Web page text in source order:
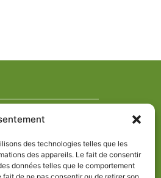
des technologies telles que les
des appareils. Le fait de consentir
données telles que le comportement
(UE)